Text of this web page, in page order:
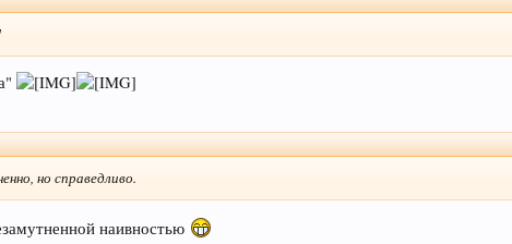
ходить в баню
всю неделю с 20.00 до 24.00 я привыкла заниматься сексом
но справедливо.
наивностью